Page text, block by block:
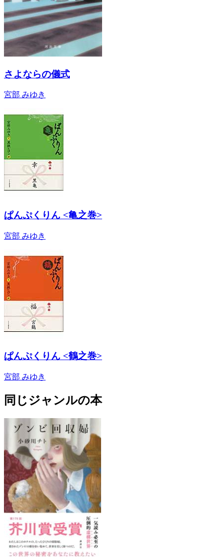
さよならの儀式
宮部 みゆき
ぱんぷくりん <亀之巻>
宮部 みゆき
ぱんぷくりん <鶴之巻>
宮部 みゆき
同じジャンルの本